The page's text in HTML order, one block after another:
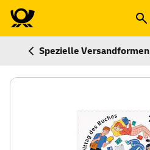
Spezielle Versandformen